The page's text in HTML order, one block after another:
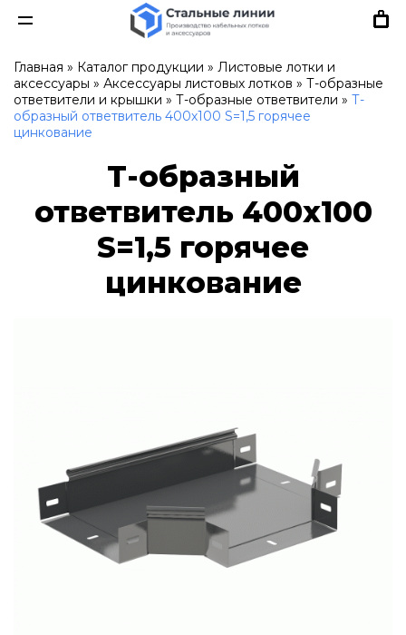
Главная » Каталог продукции » Листовые лотки и
аксессуары » Аксессуары листовых лотков » Т-образные
ответвители и крышки » Т-образные ответвители » Т-
образный ответвитель 400х100 S=1,5 горячее
цинкование
Т-образный
ответвитель 400х100
S=1,5 горячее
цинкование